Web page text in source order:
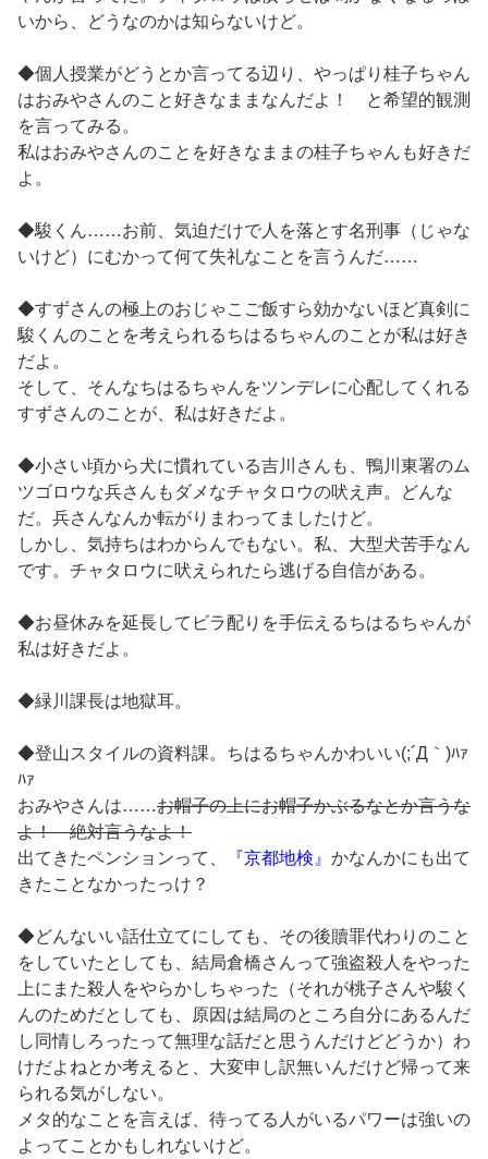
いから、どうなのかは知らないけど。
◆個人授業がどうとか言ってる辺り、やっぱり桂子ちゃん
はおみやさんのこと好きなままなんだよ！ と希望的観測
を言ってみる。
私はおみやさんのことを好きなままの桂子ちゃんも好きだ
よ。
◆駿くん……お前、気迫だけで人を落とす名刑事（じゃな
いけど）にむかって何て失礼なことを言うんだ……
◆すずさんの極上のおじゃこご飯すら効かないほど真剣に
駿くんのことを考えられるちはるちゃんのことが私は好き
だよ。
そして、そんなちはるちゃんをツンデレに心配してくれる
すずさんのことが、私は好きだよ。
◆小さい頃から犬に慣れている吉川さんも、鴨川東署のム
ツゴロウな兵さんもダメなチャタロウの吠え声。どんな
だ。兵さんなんか転がりまわってましたけど。
しかし、気持ちはわからんでもない。私、大型犬苦手なん
です。チャタロウに吠えられたら逃げる自信がある。
◆お昼休みを延長してビラ配りを手伝えるちはるちゃんが
私は好きだよ。
◆緑川課長は地獄耳。
◆登山スタイルの資料課。ちはるちゃんかわいい(;´Д｀)ﾊｧ
ﾊｧ
おみやさんは……お帽子の上にお帽子かぶるなとか言うな
よ！ 絶対言うなよ！
出てきたペンションって、
『京都地検』 かなんかにも出て
きたことなかったっけ？
◆どんないい話仕立てにしても、その後贖罪代わりのこと
をしていたとしても、結局倉橋さんって強盗殺人をやった
上にまた殺人をやらかしちゃった（それが桃子さんや駿く
んのためだとしても、原因は結局のところ自分にあるんだ
し同情しろったって無理な話だと思うんだけどどうか）わ
けだよねとか考えると、大変申し訳無いんだけど帰って来
られる気がしない。
メタ的なことを言えば、待ってる人がいるパワーは強いの
よってことかもしれないけど。